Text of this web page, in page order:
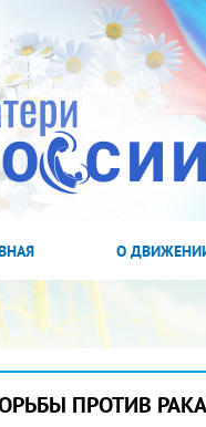
О
ПРОТИВ